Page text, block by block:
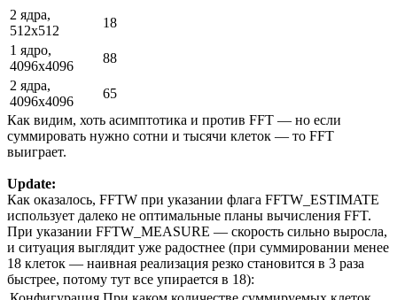
2 ядра,
512x512
18
1 ядро,
4096x4096
88
2 ядра,
4096x4096
65
Как видим, хоть асимптотика и против FFT — но если
суммировать нужно сотни и тысячи клеток — то FFT
выиграет.
Update:
Как оказалось, FFTW при указании флага FFTW_ESTIMATE
использует далеко не оптимальные планы вычисления FFT.
При указании FFTW_MEASURE — скорость сильно выросла,
и ситуация выглядит уже радостнее (при суммировании менее
18 клеток — наивная реализация резко становится в 3 раза
быстрее, потому тут все упирается в 18):